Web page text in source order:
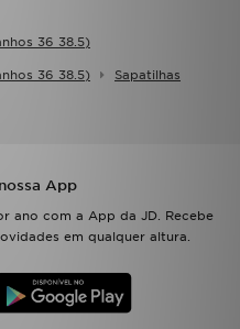
36 38.5)
36 38.5) Sapatilhas
App
ano com a App da JD. Recebe
em qualquer altura.